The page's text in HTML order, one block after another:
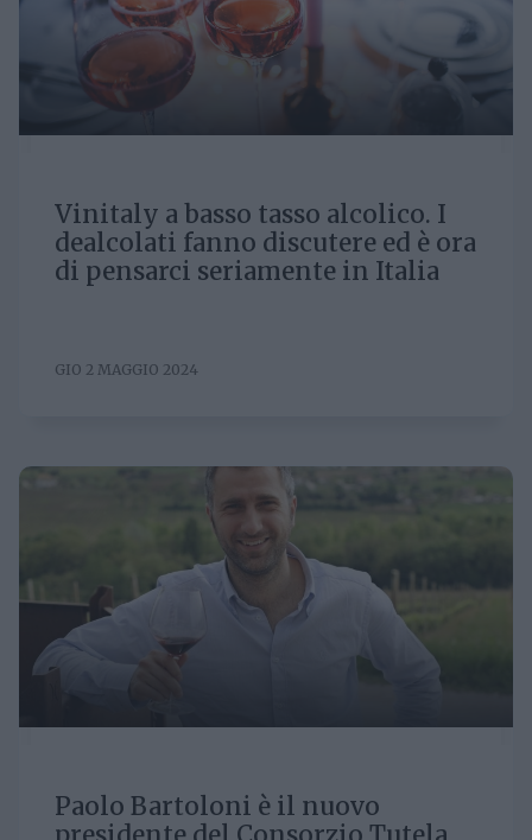
Vinitaly a basso tasso alcolico. I
dealcolati fanno discutere ed è ora
di pensarci seriamente in Italia
GIO 2 MAGGIO 2024
Paolo Bartoloni è il nuovo